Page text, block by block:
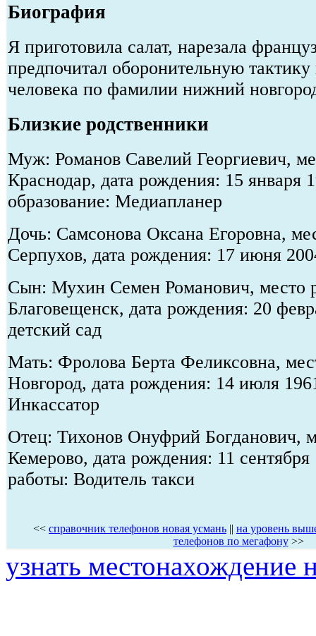
Биография
Я приготовила салат, нарезала
предпочитал оборонительную
человека по фамилии нижний
Близкие родственники
Муж: Романов Савелий Георгиевич,
Краснодар, дата рождения: 15 января
образование: Медиапланер
Дочь: Самсонова Оксана Егоровна,
Серпухов, дата рождения: 17 июня
Сын: Мухин Семен Романович, место
Благовещенск, дата рождения: 20
детский сад
Мать: Фролова Берта Феликсовна,
Новгород, дата рождения: 14 июля
Инкассатор
Отец: Тихонов Онуфрий Богданович,
Кемерово, дата рождения: 11
работы: Водитель такси
<< справочник телефонов новая усмань || на уровень
телефонов по мегафону>>
узнать местонахождение